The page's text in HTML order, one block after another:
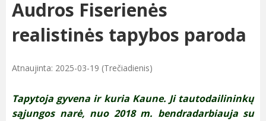
Audros Fiserienės
realistinės tapybos paroda
Atnaujinta: 2025-03-19 (Trečiadienis)
Tapytoja gyvena ir kuria Kaune. Ji tautodailininkų
sąjungos narė, nuo 2018 m. bendradarbiauja su